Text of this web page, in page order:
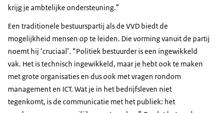
krijg je ambtelijke ondersteuning.”
Een traditionele bestuurspartij als de VVD biedt de
mogelijkheid mensen op te leiden. Die vorming vanuit de partij
noemt hij ‘cruciaal’. “Politiek bestuurder is een ingewikkeld
vak. Het is technisch ingewikkeld, maar je hebt ook te maken
met grote organisaties en dus ook met vragen rondom
management en ICT. Wat je in het bedrijfsleven niet
tegenkomt, is de communicatie met het publiek: het